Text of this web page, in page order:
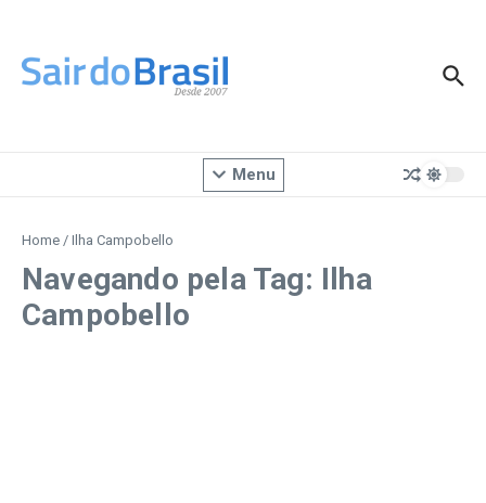
Menu
Home / Ilha Campobello
Navegando pela Tag: Ilha
Campobello